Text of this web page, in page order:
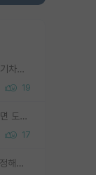
가지마라. 신생랩이고 내가 석사 3학기차인데 최고참인데 나도 아무것도 모르는데 교수가 후배들 왜 논문 교육 안시키냐. 논문 왜 안 써오냐 닦달한다
19
신생랩+젊은 교수 이게 ㄹㅇ 모 아니면 도인듯.
17
ML 대부분이 골드 스탠다드 하나 상정해놓고 (벤치마크 데이터셋이 여러 개면 여러 개 상정) 그거 얼마나 잘 맞추나 싸움임 가끔 번뜩이는 설계 철학을 보여주는 논문들도 있지만 대부분 그거 성적 얼마나 더 올리느라에 혈안이 되어 있는 측면이 잇음